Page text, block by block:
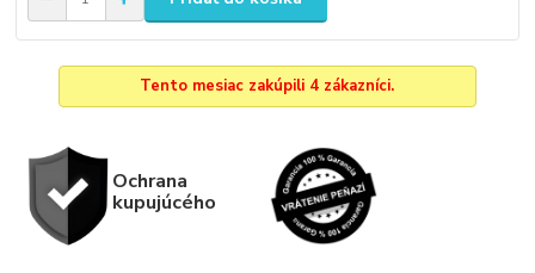
Tento mesiac zakúpili 4 zákazníci.
Ochrana
kupujúcého